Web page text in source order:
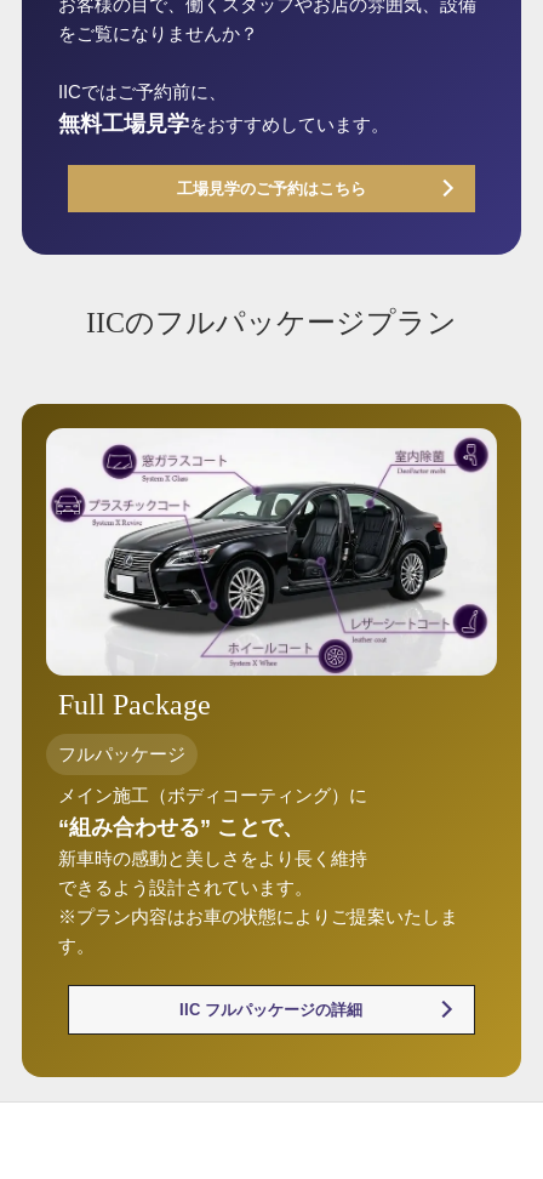
をご覧になりませんか？
IICではご予約前に、
無料工場見学をおすすめしています。
工場見学のご予約はこちら
IICのフルパッケージプラン
Full Package
フルパッケージ
メイン施工（ボディコーティング）に
“組み合わせる” ことで、
新車時の感動と美しさをより長く維持
できるよう設計されています。
※プラン内容はお車の状態によりご提案いたしま
す。
IIC フルパッケージの詳細